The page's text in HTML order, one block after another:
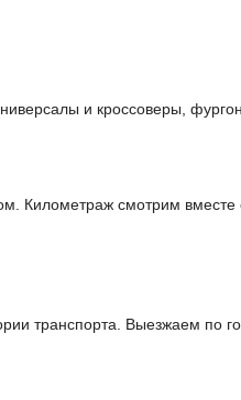
и кроссоверы,
Километраж смотрим
транспорта. Выезжаем по